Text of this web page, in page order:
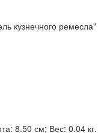
кузнечного ремесла"
8.50 см; Вес: 0.04 кг.